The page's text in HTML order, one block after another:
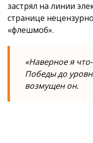
застрял на линии
странице
«флешмоб».
«Наверное я
Победы до
возмущен он.